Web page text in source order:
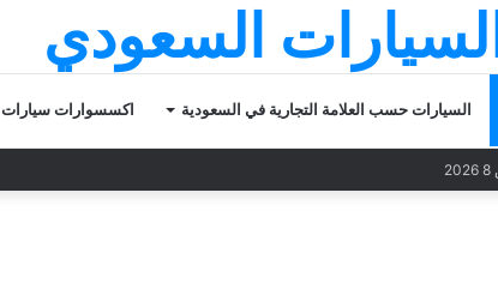
السعودي
السيارات حسب العلامة التجارية في السعودية اكسسوارات سيارات